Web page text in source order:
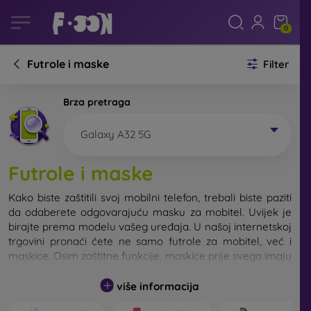
0
Futrole i maske Filter
Brza pretraga
Galaxy A32 5G
Futrole i maske
Kako biste zaštitili svoj mobilni telefon, trebali biste paziti
da odaberete odgovarajuću masku za mobitel. Uvijek je
birajte prema modelu vašeg uređaja. U našoj internetskoj
trgovini pronaći ćete ne samo futrole za mobitel, već i
maskice. Osim zaštitne funkcije, maskice prije svega imaju
Maskicu za mobitel možemo također nazvati i stražnjom
više informacija